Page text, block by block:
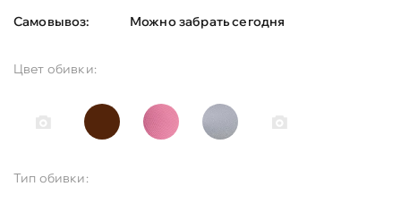
Самовывоз:
Можно забрать сегодня
Цвет обивки:
Тип обивки: